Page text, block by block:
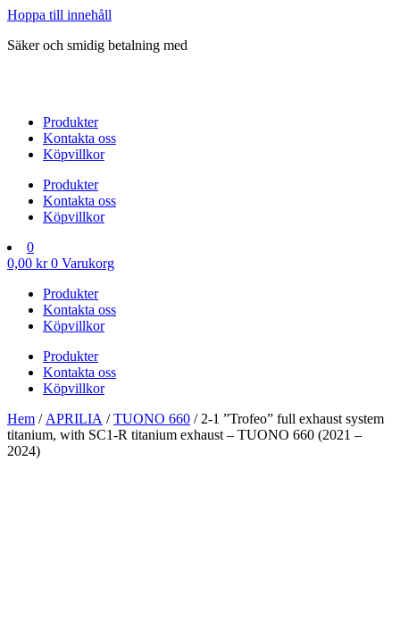
Hoppa till innehåll
Säker och smidig betalning med
Produkter
Kontakta oss
Köpvillkor
Produkter
Kontakta oss
Köpvillkor
0
0,00 kr 0 Varukorg
Produkter
Kontakta oss
Köpvillkor
Produkter
Kontakta oss
Köpvillkor
Hem / APRILIA /TUONO 660 / 2-1 ”Trofeo” full exhaust system
titanium, with SC1-R titanium exhaust – TUONO 660 (2021 –
2024)